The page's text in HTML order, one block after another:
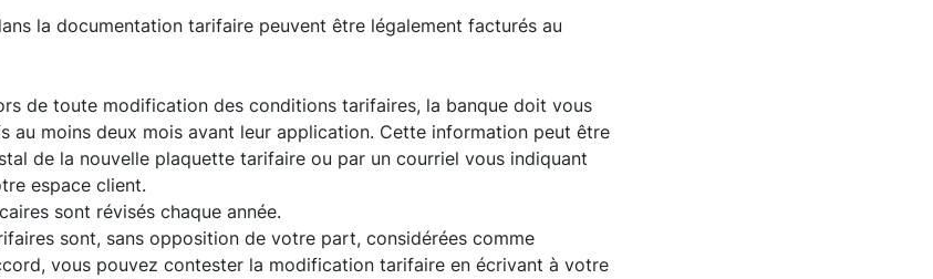
la documentation tarifaire peuvent être légalement facturés au
de toute modification des conditions tarifaires, la banque doit vous
au moins deux mois avant leur application. Cette information peut être
de la nouvelle plaquette tarifaire ou par un courriel vous indiquant
espace client.
sont révisés chaque année.
sont, sans opposition de votre part, considérées comme
vous pouvez contester la modification tarifaire en écrivant à votre